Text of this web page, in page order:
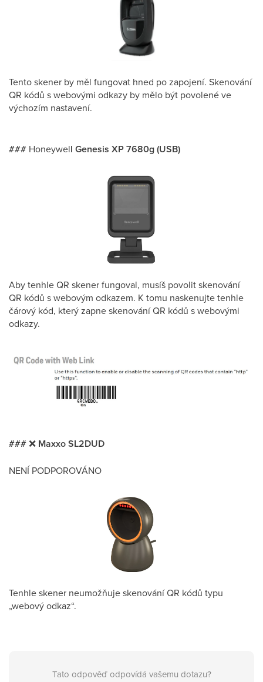
Tento skener by měl fungovat hned po zapojení. Skenování
QR kódů s webovými odkazy by mělo být povolené ve
výchozím nastavení.
### Honeywell Genesis XP 7680g (USB)
Aby tenhle QR skener fungoval, musíš povolit skenování
QR kódů s webovým odkazem. K tomu naskenujte tenhle
čárový kód, který zapne skenování QR kódů s webovými
odkazy.
###❌ Maxxo SL2DUD
NENÍ PODPOROVÁNO
Tenhle skener neumožňuje skenování QR kódů typu
„webový odkaz“.
Tato odpověď odpovídá vašemu dotazu?